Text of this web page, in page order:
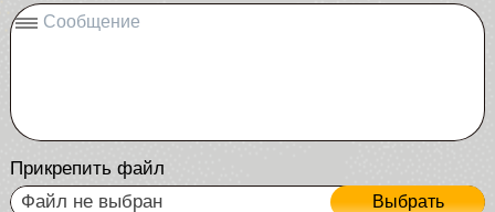
Сообщение
Прикрепить файл
Выбрать
Файл не выбран